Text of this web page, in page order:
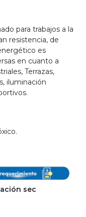
para trabajos a la
resistencia, de
es
en cuanto a
Terrazas,
iluminación
sec